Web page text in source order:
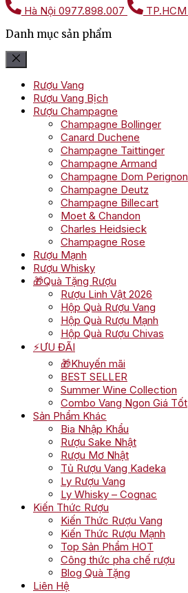
Hà Nội 0977.898.007 TP.HCM
Danh mục sản phẩm
Rượu Vang
Rượu Vang Bịch
Rượu Champagne
Champagne Bollinger
Canard Duchene
Champagne Taittinger
Champagne Armand
Champagne Dom Perignon
Champagne Deutz
Champagne Billecart
Moet & Chandon
Charles Heidsieck
Champagne Rose
Rượu Mạnh
Rượu Whisky
🎁Quà Tặng Rượu
Rượu Linh Vật 2026
Hộp Quà Rượu Vang
Hộp Quà Rượu Mạnh
Hộp Quà Rượu Chivas
⚡ƯU ĐÃI
🎁Khuyến mãi
BEST SELLER
Summer Wine Collection
Combo Vang Ngon Giá Tốt
Sản Phẩm Khác
Bia Nhập Khẩu
Rượu Sake Nhật
Rượu Mơ Nhật
Tủ Rượu Vang Kadeka
Ly Rượu Vang
Ly Whisky – Cognac
Kiến Thức Rượu
Kiến Thức Rượu Vang
Kiến Thức Rượu Mạnh
Top Sản Phẩm HOT
Công thức pha chế rượu
Blog Quà Tặng
Liên Hệ